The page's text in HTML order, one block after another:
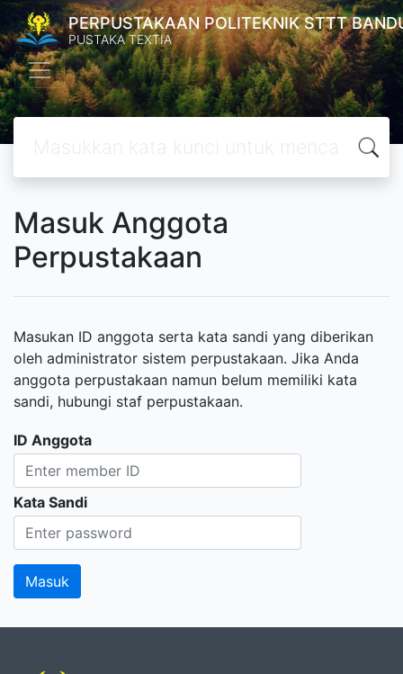
PERPUSTAKAAN POLITEKNIK STTT
PUSTAKA TEXTIA
Masuk Anggota
Perpustakaan
Masukan ID anggota serta kata sandi yang diberikan
oleh administrator sistem perpustakaan. Jika Anda
anggota perpustakaan namun belum memiliki kata
sandi, hubungi staf perpustakaan.
ID Anggota
Kata Sandi